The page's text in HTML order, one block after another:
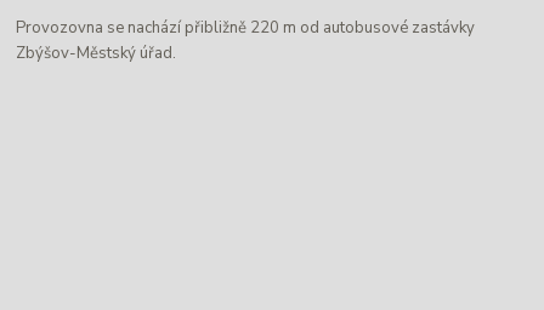
Provozovna se nachází přibližně 220 m od autobusové zastávky
Zbýšov-Městský úřad.